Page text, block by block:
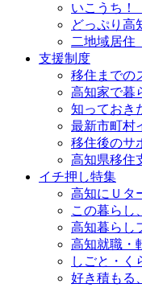
いこうち！
どっぷり高
二地域居住
支援制度
移住までの
高知家で暮
知っておき
最新市町村
移住後のサ
高知県移住
イチ押し特集
高知にＵタ
この暮らし
高知暮らし
高知就職・
しごと・く
好き積もる